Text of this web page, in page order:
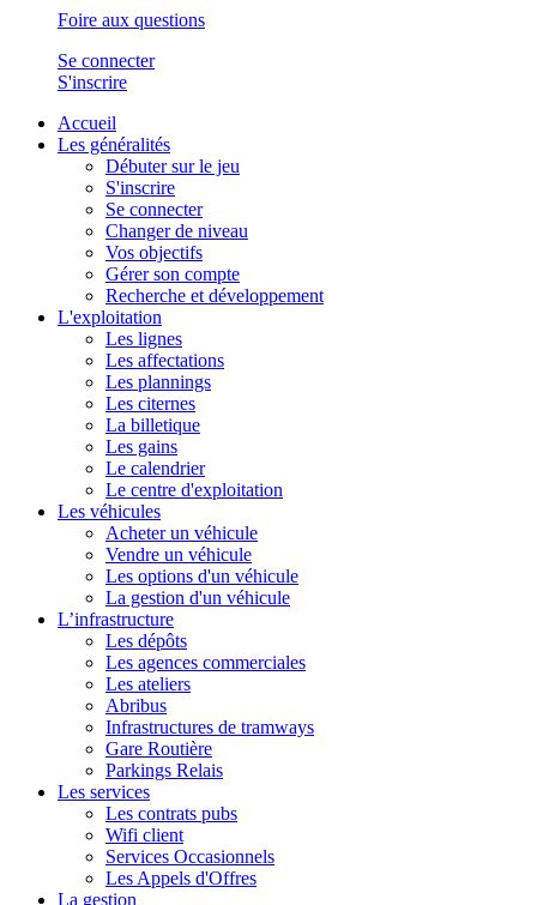
Foire aux questions
Se connecter
S'inscrire
Accueil
Les généralités
Débuter sur le jeu
S'inscrire
Se connecter
Changer de niveau
Vos objectifs
Gérer son compte
Recherche et développement
L'exploitation
Les lignes
Les affectations
Les plannings
Les citernes
La billetique
Les gains
Le calendrier
Le centre d'exploitation
Les véhicules
Acheter un véhicule
Vendre un véhicule
Les options d'un véhicule
La gestion d'un véhicule
L’infrastructure
Les dépôts
Les agences commerciales
Les ateliers
Abribus
Infrastructures de tramways
Gare Routière
Parkings Relais
Les services
Les contrats pubs
Wifi client
Services Occasionnels
Les Appels d'Offres
La gestion